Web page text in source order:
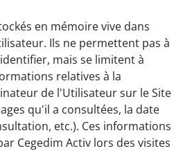
en mémoire vive dans
Ils ne permettent pas à
mais se limitent à
relatives à la
de l'Utilisateur sur le Site
qu'il a consultées, la date
etc.). Ces informations
Cegedim Activ lors des visites